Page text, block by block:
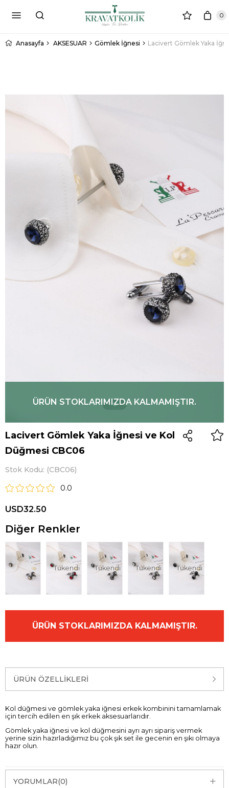
0
Anasayfa AKSESUAR Gömlek İğnesi Lacivert Gömlek Yaka
ÜRÜN STOKLARIMIZDA KALMAMIŞTIR.
Lacivert Gömlek Yaka İğnesi ve Kol
Düğmesi CBC06
Stok Kodu (CBC06)
0.0
USD32.50
Diğer Renkler
Tükendi Tükendi Tükendi Tükendi
ÜRÜN STOKLARIMIZDA KALMAMIŞTIR.
ÜRÜN ÖZELLIKLERI
Kol düğmesi ve gömlek yaka iğnesi erkek kombinini tamamlamak
için tercih edilen en şık erkek aksesuarlarıdır.
Gömlek yaka iğnesi ve kol düğmesini ayrı ayrı sipariş vermek
yerine sizin hazırladığımız bu çok şık set ile gecenin en şıkı olmaya
hazır olun.
YORUMLAR(0)